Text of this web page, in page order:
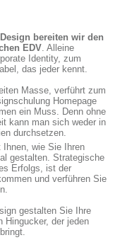
bereiten wir den
EDV. Alleine
Identity, zum
das jeder kennt.
Masse, verführt zum
Homepage
ein Muss. Denn ohne
kann man sich weder in
durchsetzen.
Ihnen, wie Sie Ihren
gestalten. Strategische
Erfolgs, ist der
und verführen Sie
gestalten Sie Ihre
Hingucker, der jeden